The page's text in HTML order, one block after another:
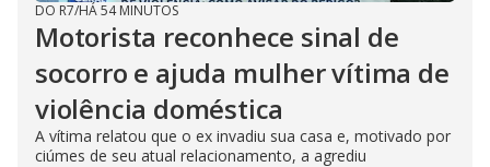
DO R7/HÁ 54 MINUTOS
Motorista reconhece sinal de
socorro e ajuda mulher vítima de
violência doméstica
A vítima relatou que o ex invadiu sua casa e, motivado por
ciúmes de seu atual relacionamento, a agrediu